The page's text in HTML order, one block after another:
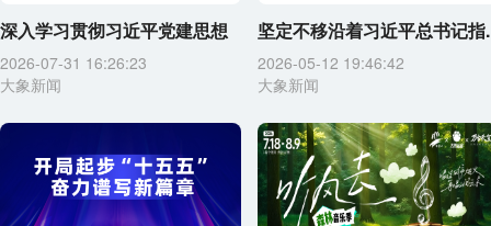
深入学习贯彻习近平党建思想
2026-07-31 16:26:23
大象新闻
坚定不移沿着习近平总书记指
2026-05-12 19:46:42
大象新闻